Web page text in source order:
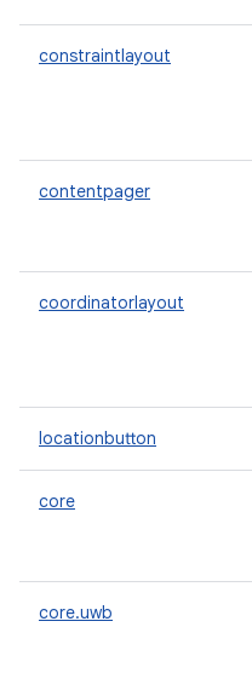
constraintlayout
contentpager
coordinatorlayout
locationbutton
core
core.uwb